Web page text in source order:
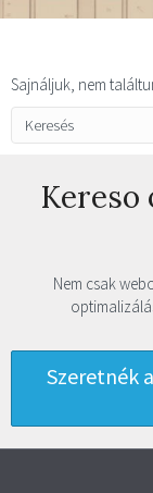
Sajnáljuk, nem
Kereso
Nem csak
Szeretnék